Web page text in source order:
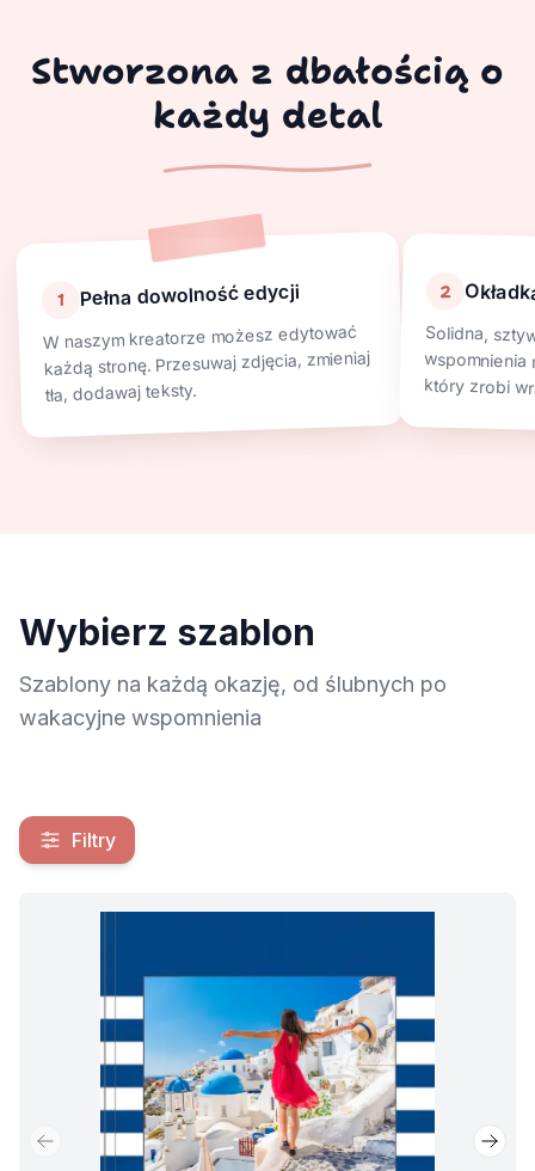
Stworzona z dbałością o
każdy detal
1 Pełna dowolność edycji
W naszym kreatorze możesz edytować
każdą stronę. Przesuwaj zdjęcia, zmieniaj
tła, dodawaj teksty.
2
Solidna,
wspomnienia
który zrobi
Wybierz szablon
Szablony na każdą okazję, od ślubnych po
wakacyjne wspomnienia
Filtry Filtry
Poprzedni slajd